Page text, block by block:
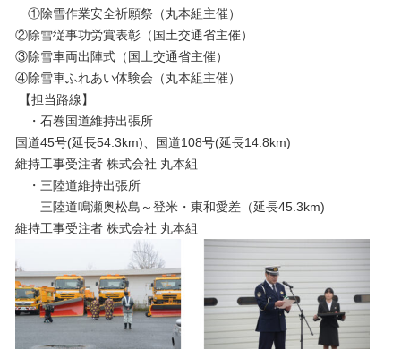
社員行動規範
ご利用規約
サイトマップ
①除雪作業安全祈願祭（丸本組主催）
②除雪従事功労賞表彰（国土交通省主催）
③除雪車両出陣式（国土交通省主催）
④除雪車ふれあい体験会（丸本組主催）
【担当路線】
・石巻国道維持出張所
国道45号(延長54.3km)、国道108号(延長14.8km)
維持工事受注者 株式会社 丸本組
・三陸道維持出張所
三陸道鳴瀬奥松島～登米・東和愛差（延長45.3km)
維持工事受注者 株式会社 丸本組